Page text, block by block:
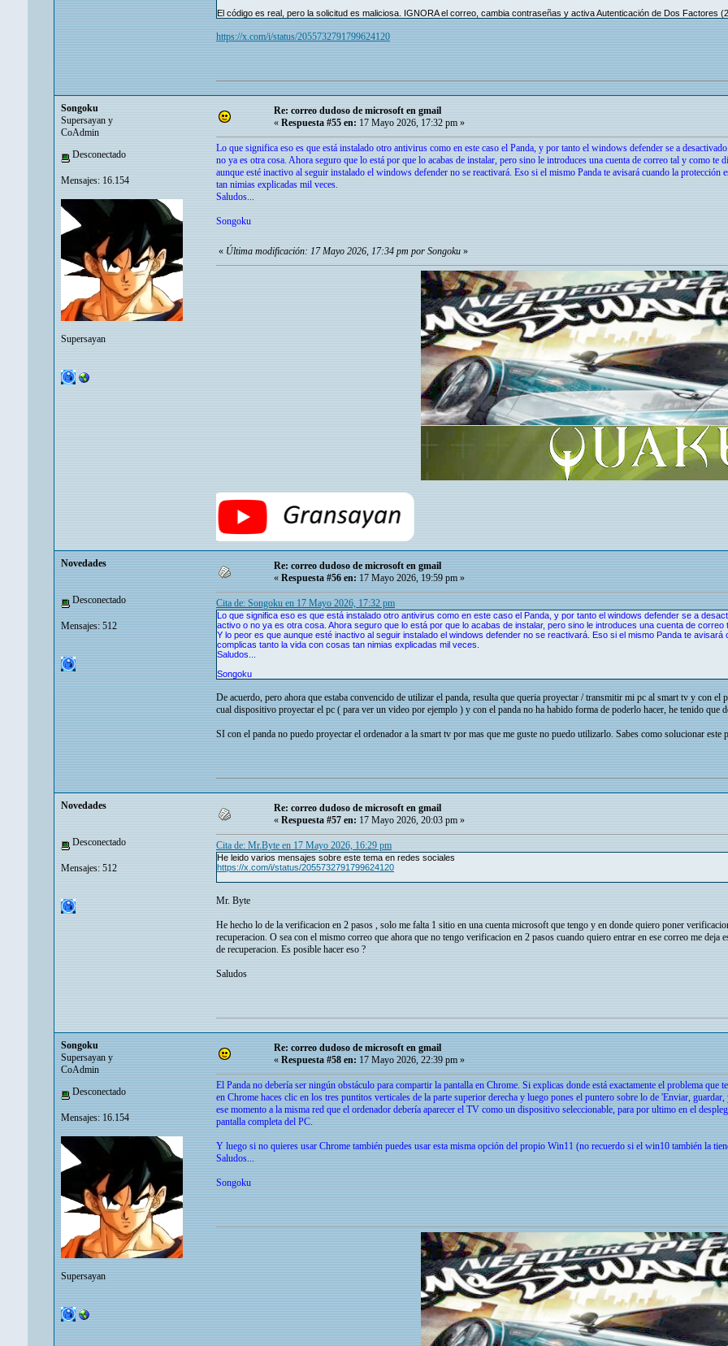
El código es real, pero la solicitud es maliciosa. IGNORA el correo, cambia contraseñas y activa Autenticación de Dos Factores
https://x.com/i/status/2055732791799624120
Songoku
Supersayan y
CoAdmin
Desconectado
Mensajes: 16.154
Supersayan
Re: correo dudoso de microsoft en gmail
« Respuesta #55 en: 17 Mayo 2026, 17:32 pm »
Lo que significa eso es que está instalado otro antivirus como en este caso el Panda, y por tanto el windows defender se a
no ya es otra cosa. Ahora seguro que lo está por que lo acabas de instalar, pero sino le introduces una cuenta de correo tal y como
aunque esté inactivo al seguir instalado el windows defender no se reactivará. Eso si el mismo Panda te avisará cuando la protección
tan nimias explicadas mil veces.
Saludos...
Songoku
« Última modificación: 17 Mayo 2026, 17:34 pm por Songoku »
Novedades
Desconectado
Mensajes: 512
Re: correo dudoso de microsoft en gmail
«Respuesta #56 en:17 Mayo 2026, 19:59 pm »
Cita de: Songoku en 17 Mayo 2026, 17:32 pm
Lo que significa eso es que está instalado otro antivirus como en este caso el Panda, y por tanto el windows defender se a
activo o no ya es otra cosa. Ahora seguro que lo está por que lo acabas de instalar, pero sino le introduces una cuenta de
Y lo peor es que aunque esté inactivo al seguir instalado el windows defender no se reactivará. Eso si el mismo Panda te
complicas tanto la vida con cosas tan nimias explicadas mil veces.
Saludos...
Songoku
De acuerdo, pero ahora que estaba convencido de utilizar el panda, resulta que queria proyectar / transmitir mi pc al smart tv y con el
cual dispositivo proyectar el pc ( para ver un video por ejemplo ) y con el panda no ha habido forma de poderlo hacer, he tenido que
SI con el panda no puedo proyectar el ordenador a la smart tv por mas que me guste no puedo utilizarlo. Sabes como solucionar este
Novedades
Desconectado
Mensajes: 512
Re: correo dudoso de microsoft en gmail
« Respuesta #57 en: 17 Mayo 2026, 20:03 pm »
Cita de: Mr.Byte en 17 Mayo 2026, 16:29 pm
He leido varios mensajes sobre este tema en redes sociales
https://x.com/i/status/2055732791799624120
Mr. Byte
He hecho lo de la verificacion en 2 pasos , solo me falta 1 sitio en una cuenta microsoft que tengo y en donde quiero poner
recuperacion. O sea con el mismo correo que ahora que no tengo verificacion en 2 pasos cuando quiero entrar en ese correo me
de recuperacion. Es posible hacer eso ?
Saludos
Songoku
Supersayan y
CoAdmin
Desconectado
Mensajes: 16.154
Supersayan
Re: correo dudoso de microsoft en gmail
«Respuesta #58 en:17 Mayo 2026, 22:39 pm »
El Panda no debería ser ningún obstáculo para compartir la pantalla en Chrome. Si explicas donde está exactamente el problema
en Chrome haces clic en los tres puntitos verticales de la parte superior derecha y luego pones el puntero sobre lo de 'Enviar,
ese momento a la misma red que el ordenador debería aparecer el TV como un dispositivo seleccionable, para por ultimo en el
pantalla completa del PC.
Y luego si no quieres usar Chrome también puedes usar esta misma opción del propio Win11 (no recuerdo si el win10 también la
Saludos...
Songoku